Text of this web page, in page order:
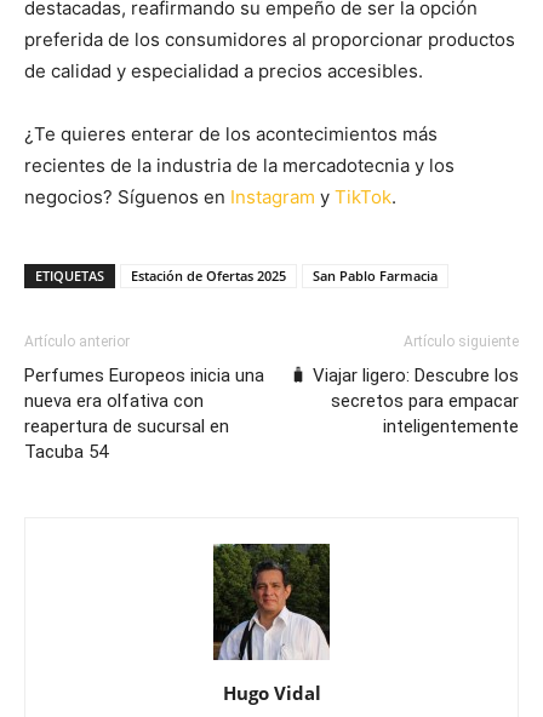
destacadas, reafirmando su empeño de ser la opción
preferida de los consumidores al proporcionar productos
de calidad y especialidad a precios accesibles.
¿Te quieres enterar de los acontecimientos más
recientes de la industria de la mercadotecnia y los
negocios? Síguenos en Instagram y TikTok.
ETIQUETAS Estación de Ofertas 2025 San Pablo Farmacia
Artículo anterior
Perfumes Europeos inicia una
nueva era olfativa con
reapertura de sucursal en
Tacuba 54
Artículo siguiente
🧳 Viajar ligero: Descubre los
secretos para empacar
inteligentemente
Hugo Vidal